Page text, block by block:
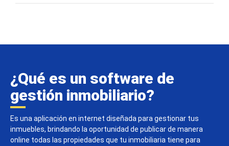
¿Qué es un software de
gestión inmobiliario?
Es una aplicación en internet diseñada para gestionar tus
inmuebles, brindando la oportunidad de publicar de manera
online todas las propiedades que tu inmobiliaria tiene para